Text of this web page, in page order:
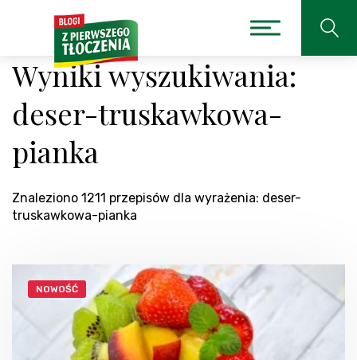
Wyniki wyszukiwania:
deser-truskawkowa-
pianka
Znaleziono 1211 przepisów dla wyrażenia: deser-
truskawkowa-pianka
NOWOŚĆ